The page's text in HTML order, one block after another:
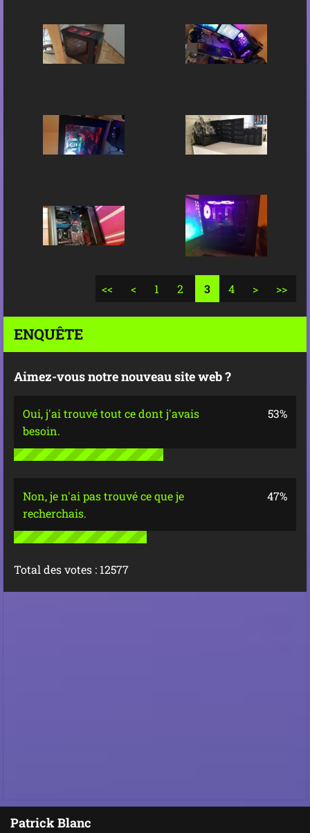
<< < 1 2 3 4 > >>
ENQUÊTE
Aimez-vous notre nouveau site web ?
Oui, j'ai trouvé tout ce dont j'avais
besoin.
53%
Non, je n'ai pas trouvé ce que je
recherchais.
47%
Total des votes : 12577
Patrick Blanc